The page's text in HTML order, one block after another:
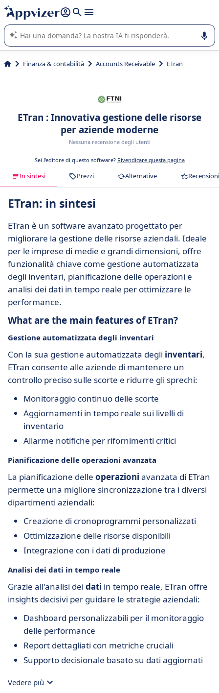
righe con
shift + enter
L'IA di Appvizer vi guida nell'utilizzo o nella scelta di un
software SaaS per la vostra azienda.
Finanza & contabilità Accounts Receivable ETran
ETran : Innovativa gestione delle risorse
per aziende moderne
Nessuna recensione degli utenti
Sei l'editore di questo software? Rivendicare questa pagina
In sintesi Prezzi Alternative Recensioni
ETran: in sintesi
ETran è un software avanzato progettato per
migliorare la gestione delle risorse aziendali. Ideale
per le imprese di medie e grandi dimensioni, offre
funzionalità chiave come gestione automatizzata
degli inventari, pianificazione delle operazioni e
analisi dei dati in tempo reale per ottimizzare le
performance.
What are the main features of ETran?
Gestione automatizzata degli inventari
Con la sua gestione automatizzata degli inventari,
ETran consente alle aziende di mantenere un
controllo preciso sulle scorte e ridurre gli sprechi:
Monitoraggio continuo delle scorte
Aggiornamenti in tempo reale sui livelli di
inventario
Allarme notifiche per rifornimenti critici
Pianificazione delle operazioni avanzata
La pianificazione delle operazioni avanzata di ETran
permette una migliore sincronizzazione tra i diversi
dipartimenti aziendali:
Creazione di cronoprogrammi personalizzati
Ottimizzazione delle risorse disponibili
Integrazione con i dati di produzione
Analisi dei dati in tempo reale
Grazie all'analisi dei dati in tempo reale, ETran offre
insights decisivi per guidare le strategie aziendali:
Dashboard personalizzabili per il monitoraggio
delle performance
Report dettagliati con metriche cruciali
Supporto decisionale basato su dati aggiornati
Vedere più